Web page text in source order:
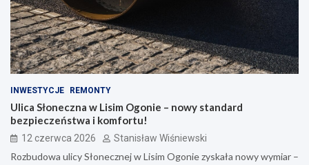
INWESTYCJE REMONTY
Ulica Słoneczna w Lisim Ogonie – nowy standard
bezpieczeństwa i komfortu!
12 czerwca 2026 Stanisław Wiśniewski
Rozbudowa ulicy Słonecznej w Lisim Ogonie zyskała nowy wymiar –